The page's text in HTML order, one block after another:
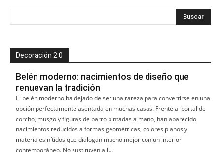
Decoración 2.0
Belén moderno: nacimientos de diseño que
renuevan la tradición
El belén moderno ha dejado de ser una rareza para convertirse en una
opción perfectamente asentada en muchas casas. Frente al portal de
corcho, musgo y figuras de barro pintadas a mano, han aparecido
nacimientos reducidos a formas geométricas, colores planos y
materiales nítidos que dialogan mucho mejor con un interior
contemporáneo. No sustituyen a […]